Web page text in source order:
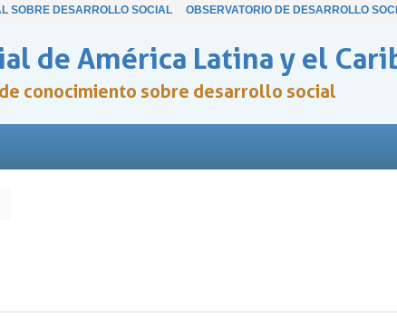
SOBRE DESARROLLO SOCIAL OBSERVATORIO DE DESARROLLO
de América Latina y el
conocimiento sobre desarrollo social